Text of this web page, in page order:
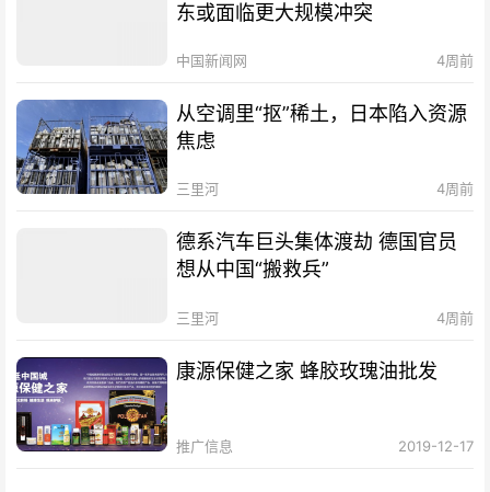
东或面临更大规模冲突
中国新闻网 4周前
从空调里“抠”稀土，日本陷入资源
焦虑
三里河 4周前
德系汽车巨头集体渡劫 德国官员
想从中国“搬救兵”
三里河 4周前
康源保健之家 蜂胶玫瑰油批发
推广信息 2019-12-17